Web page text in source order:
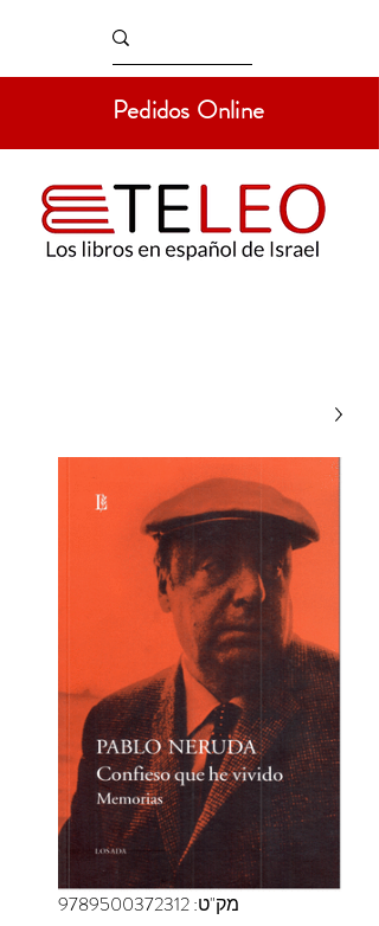
Pedidos Online
מק"ט: 9789500372312